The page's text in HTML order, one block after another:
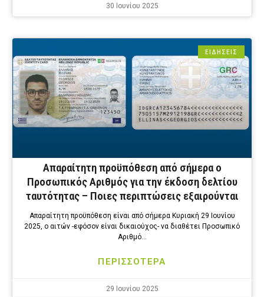
30 Ιουνίου 2025
ΕΙΔΗΣΕΙΣ
Απαραίτητη προϋπόθεση από σήμερα ο
Προσωπικός Αριθμός για την έκδοση δελτίου
ταυτότητας – Ποιες περιπτώσεις εξαιρούνται
Απαραίτητη προϋπόθεση είναι από σήμερα Κυριακή 29 Ιουνίου
2025, ο αιτών -εφόσον είναι δικαιούχος- να διαθέτει Προσωπικό
Αριθμό…
ΠΕΡΙΣΣΟΤΕΡΑ
29 Ιουνίου 2025